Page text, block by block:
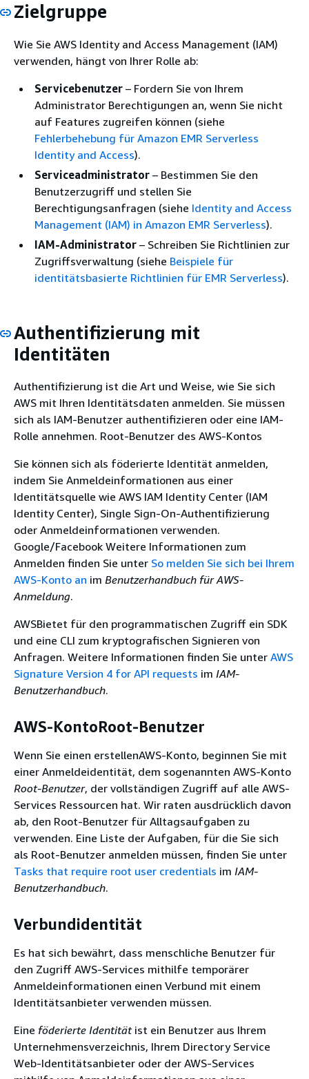
Zielgruppe
Wie Sie AWS Identity and Access Management (IAM)
verwenden, hängt von Ihrer Rolle ab:
Servicebenutzer – Fordern Sie von Ihrem
Administrator Berechtigungen an, wenn Sie nicht
auf Features zugreifen können (siehe
Fehlerbehebung für Amazon EMR Serverless
Identity and Access).
Serviceadministrator – Bestimmen Sie den
Benutzerzugriff und stellen Sie
Berechtigungsanfragen (siehe Identity and Access
Management (IAM) in Amazon EMR Serverless).
IAM-Administrator – Schreiben Sie Richtlinien zur
Zugriffsverwaltung (siehe Beispiele für
identitätsbasierte Richtlinien für EMR Serverless).
Authentifizierung mit
Identitäten
Authentifizierung ist die Art und Weise, wie Sie sich
AWS mit Ihren Identitätsdaten anmelden. Sie müssen
sich als IAM-Benutzer authentifizieren oder eine IAM-
Rolle annehmen. Root-Benutzer des AWS-Kontos
Sie können sich als föderierte Identität anmelden,
indem Sie Anmeldeinformationen aus einer
Identitätsquelle wie AWS IAM Identity Center (IAM
Identity Center), Single Sign-On-Authentifizierung
oder Anmeldeinformationen verwenden.
Google/Facebook Weitere Informationen zum
Anmelden finden Sie unter So melden Sie sich bei Ihrem
AWS-Konto an im Benutzerhandbuch für AWS-
Anmeldung.
AWSBietet für den programmatischen Zugriff ein SDK
und eine CLI zum kryptografischen Signieren von
Anfragen. Weitere Informationen finden Sie unter AWS
Signature Version 4 for API requests im IAM-
Benutzerhandbuch.
AWS-KontoRoot-Benutzer
Wenn Sie einen erstellenAWS-Konto, beginnen Sie mit
einer Anmeldeidentität, dem sogenannten AWS-Konto
Root-Benutzer, der vollständigen Zugriff auf alle AWS-
Services Ressourcen hat. Wir raten ausdrücklich davon
ab, den Root-Benutzer für Alltagsaufgaben zu
verwenden. Eine Liste der Aufgaben, für die Sie sich
als Root-Benutzer anmelden müssen, finden Sie unter
Tasks that require root user credentials im IAM-
Benutzerhandbuch.
Verbundidentität
Es hat sich bewährt, dass menschliche Benutzer für
den Zugriff AWS-Services mithilfe temporärer
Anmeldeinformationen einen Verbund mit einem
Identitätsanbieter verwenden müssen.
Eine föderierte Identitätist ein Benutzer aus Ihrem
Unternehmensverzeichnis, Ihrem Directory Service
Web-Identitätsanbieter oder der AWS-Services